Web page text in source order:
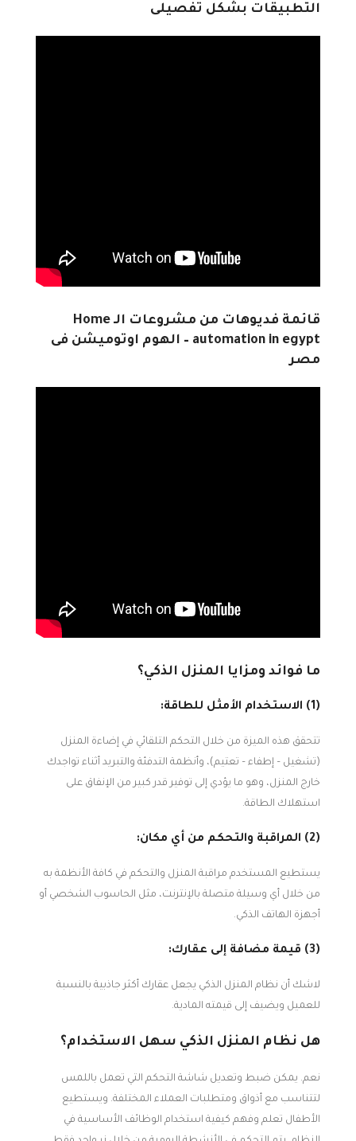
التطبيقات بشكل تفصيلى
قائمة فديوهات من مشروعات الـ Home
automation in egypt – الهوم اوتوميشن فى
مصر
ما فوائد ومزايا المنزل الذكي؟
(1) الاستخدام الأمثل للطاقة:
تتحقق هذه الميزة من خلال التحكم التلقائي في إضاءة المنزل
(تشغيل – إطفاء – تعتيم)، وأنظمة التدفئة والتبريد أثناء تواجدك
خارج المنزل، وهو ما يؤدي إلى توفير قدر كبير من الإنفاق على
استهلاك الطاقة.
(2) المراقبة والتحكم من أي مكان:
يستطيع المستخدم مراقبة المنزل والتحكم في كافة الأنظمة به
من خلال أي وسيلة متصلة بالإنترنت، مثل الحاسوب الشخصي أو
أجهزة الهاتف الذكي.
(3) قيمة مضافة إلى عقارك:
لاشك أن نظام المنزل الذكي يجعل عقارك أكثر جاذبية بالنسبة
للعميل ويضيف إلى قيمته المادية.
هل نظام المنزل الذكي سهل الاستخدام؟
نعم. يمكن ضبط وتعديل شاشة التحكم التي تعمل باللمس
لتتناسب مع أذواق ومتطلبات العملاء المختلفة. ويستطيع
الأطفال تعلم وفهم كيفية استخدام الوظائف الأساسية في